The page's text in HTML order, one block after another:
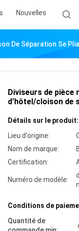
Nouvelles
De Séparation Se
Diviseurs de pièce
d'hôtel/cloison de
Détails sur le produit:
Lieu d'origine:
Nom de marque:
Certification:
Numéro de modèle:
Conditions de
Quantité de